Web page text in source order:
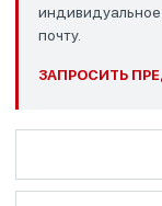
почту.
ЗАПРОСИТЬ